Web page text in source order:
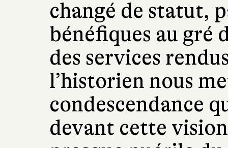
changé de statut,
bénéfiques au gré
des services
l’historien nous
condescendance
devant cette